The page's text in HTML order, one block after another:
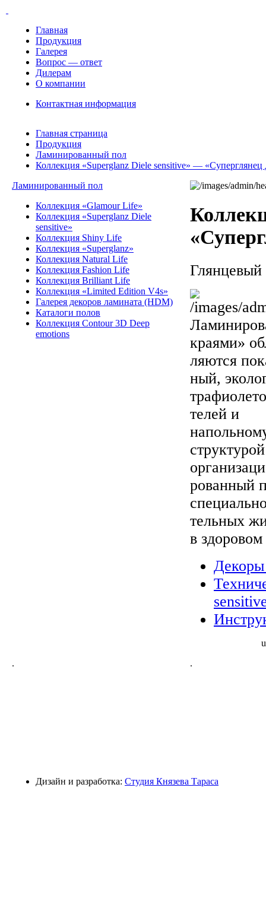
Главная
Продукция
Галерея
Вопрос — ответ
Дилерам
О компании
Контактная информация
Главная страница
Продукция
Ламинированный пол
Коллекция «Superglanz Diele sensitive» — «Суперглянец
Ламинированный пол
Коллекция «Glamour Life»
Коллекция «Superglanz Diele
sensitive»
Коллекция Shiny Life
Коллекция «Superglanz»
Коллекция Natural Life
Коллекция Fashion Life
Коллекция Brilliant Life
Коллекция «Limited Edition V4s»
Галерея декоров ламината (HDM)
Каталоги полов
Коллекция Contour 3D Deep
emotions
Глян­це­вый
кра­ями»
ля­ют­ся
ный,
телей и
рован­ный
тель­ных
в
.
.
Дизайн и разработка: Студия Князева Тараса